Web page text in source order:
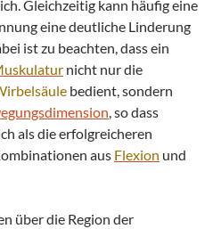
Gleichzeitig kann häufig eine
eine deutliche Linderung
ist zu beachten, dass ein
nicht nur die
bedient, sondern
, so dass
als die erfolgreicheren
aus Flexion und
über die Region der